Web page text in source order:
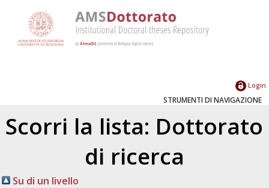
Login
STRUMENTI DI NAVIGAZIONE
Scorri la lista: Dottorato
di ricerca
Su di un livello